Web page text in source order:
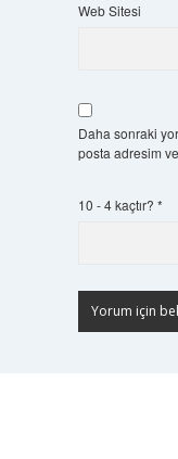
Web Sitesi
Daha sonraki
posta adresim
10 - 4 kaçtır? *